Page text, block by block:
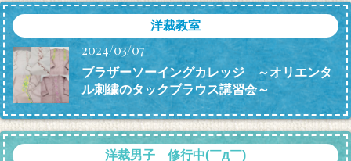
洋裁教室
2024/03/07
ブラザーソーイングカレッジ ～オリエンタ
ル刺繍のタックブラウス講習会～
洋裁男子 修行中(￣д￣)